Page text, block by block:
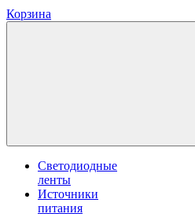
Корзина
Светодиодные
ленты
Источники
питания